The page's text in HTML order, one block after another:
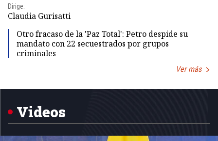
Dirige:
Claudia Gurisatti
Otro fracaso de la 'Paz Total': Petro despide su
mandato con 22 secuestrados por grupos
criminales
Ver más
1
Videos